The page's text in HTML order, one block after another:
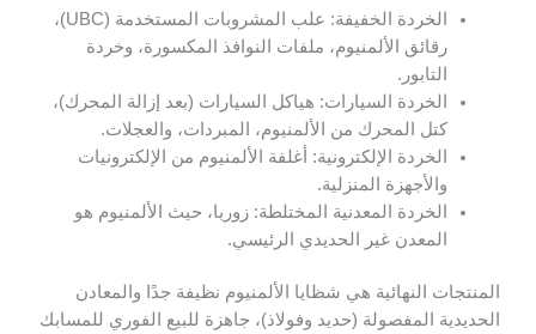
الخردة الخفيفة: علب المشروبات المستخدمة (UBC)،
رقائق الألمنيوم، ملفات النوافذ المكسورة، وخردة
التابور.
الخردة السيارات: هياكل السيارات (بعد إزالة المحرك)،
كتل المحرك من الألمنيوم، المبردات، والعجلات.
الخردة الإلكترونية: أغلفة الألمنيوم من الإلكترونيات
والأجهزة المنزلية.
الخردة المعدنية المختلطة: زوربا، حيث الألمنيوم هو
المعدن غير الحديدي الرئيسي.
المنتجات النهائية هي شظايا الألمنيوم نظيفة جدًا والمعادن
الحديدية المفصولة (حديد وفولاذ)، جاهزة للبيع الفوري للمسابك